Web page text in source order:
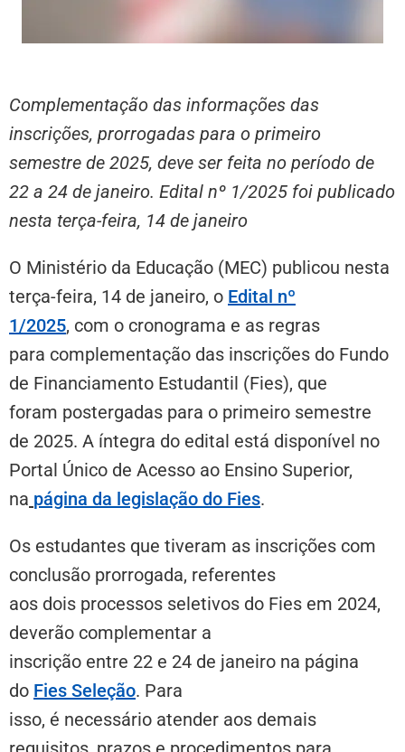
Complementação das informações das
inscrições, prorrogadas para o primeiro
semestre de 2025, deve ser feita no período de
22 a 24 de janeiro. Edital nº 1/2025 foi publicado
nesta terça-feira, 14 de janeiro
O Ministério da Educação (MEC) publicou nesta
terça-feira, 14 de janeiro, o Edital nº
1/2025, com o cronograma e as regras
para complementação das inscrições do Fundo
de Financiamento Estudantil (Fies), que
foram postergadas para o primeiro semestre
de 2025. A íntegra do edital está disponível no
Portal Único de Acesso ao Ensino Superior,
na página da legislação do Fies.
Os estudantes que tiveram as inscrições com
conclusão prorrogada, referentes
aos dois processos seletivos do Fies em 2024,
deverão complementar a
inscrição entre 22 e 24 de janeiro na página
do Fies Seleção. Para
isso, é necessário atender aos demais